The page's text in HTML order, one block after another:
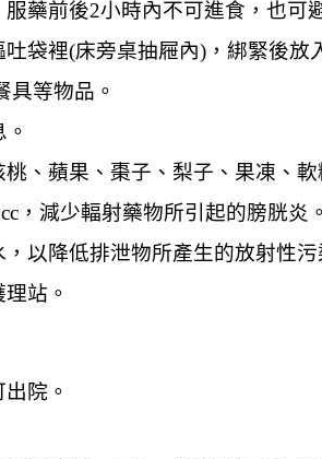
藥前後2小時內不可進食，也可
袋裡(床旁桌抽屜內)，綁緊後放
具等物品。
、蘋果、棗子、梨子、果凍、軟
，減少輻射藥物所引起的膀胱炎。
以降低排泄物所產生的放射性污
站。
院。